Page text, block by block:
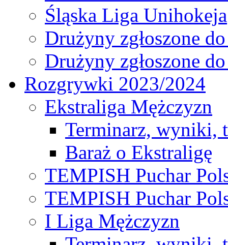
Śląska Liga Unihokeja
Drużyny zgłoszone
Drużyny zgłoszone
Rozgrywki 2023/2024
Ekstraliga Mężczyzn
Terminarz, wyniki,
Baraż o Ekstraligę
TEMPISH Puchar
TEMPISH Puchar
I Liga Mężczyzn